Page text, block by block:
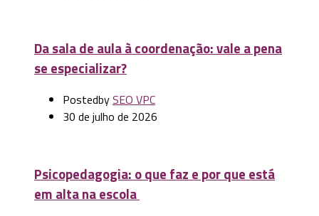
Da sala de aula à coordenação: vale a pena
se especializar?
PostedbySEO VPC
30 de julho de 2026
Psicopedagogia: o que faz e por que está
em alta na escola